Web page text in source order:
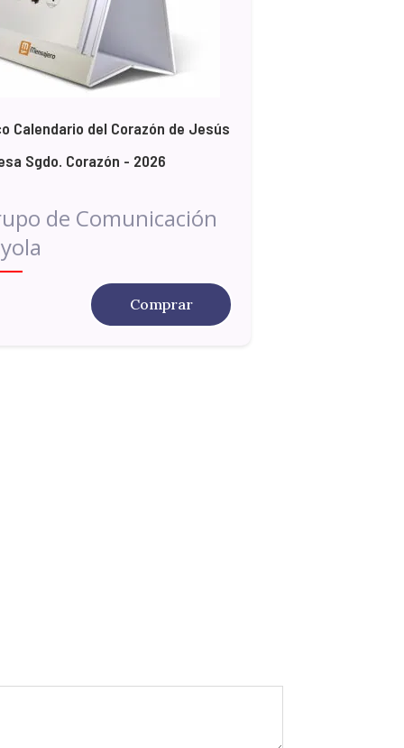
Calendario del Corazón de Jesús
Sgdo. Corazón - 2026
de Comunicación
Comprar